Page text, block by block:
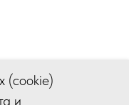
(cookie)
и